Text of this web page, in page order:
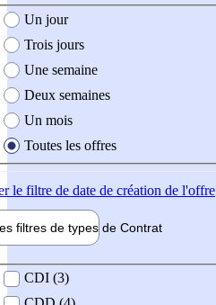
création de l'offre
Un jour
Trois jours
Une semaine
Deux semaines
Un mois
Toutes les offres
le filtre de date de création de l'offre
filtres de types de Contrat
contrat
CDI (3)